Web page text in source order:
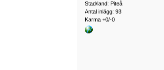
Stad/land: Piteå
Antal inlägg: 93
Karma +0/-0